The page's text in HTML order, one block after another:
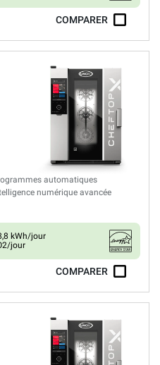
COMPARER
automatiques
numérique avancée
kWh/jour
jour
COMPARER